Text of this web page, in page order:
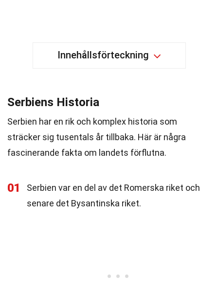
Innehållsförteckning
Serbiens Historia
Serbien har en rik och komplex historia som
sträcker sig tusentals år tillbaka. Här är några
fascinerande fakta om landets förflutna.
01
Serbien var en del av det Romerska riket och
senare det Bysantinska riket.